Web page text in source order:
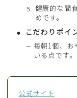
健康的な間
めです。
こだわりポイ
毎朝1個、お
いる点です。
公式サイト